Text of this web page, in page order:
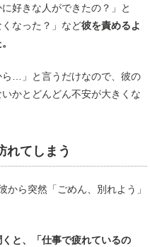
好きな人ができたの？」と
なった？」など彼を責めるよ
…」と言うだけなので、彼の
かとどんどん不安が大きくな
れてしまう
ら突然「ごめん、別れよう」
と、「仕事で疲れているの